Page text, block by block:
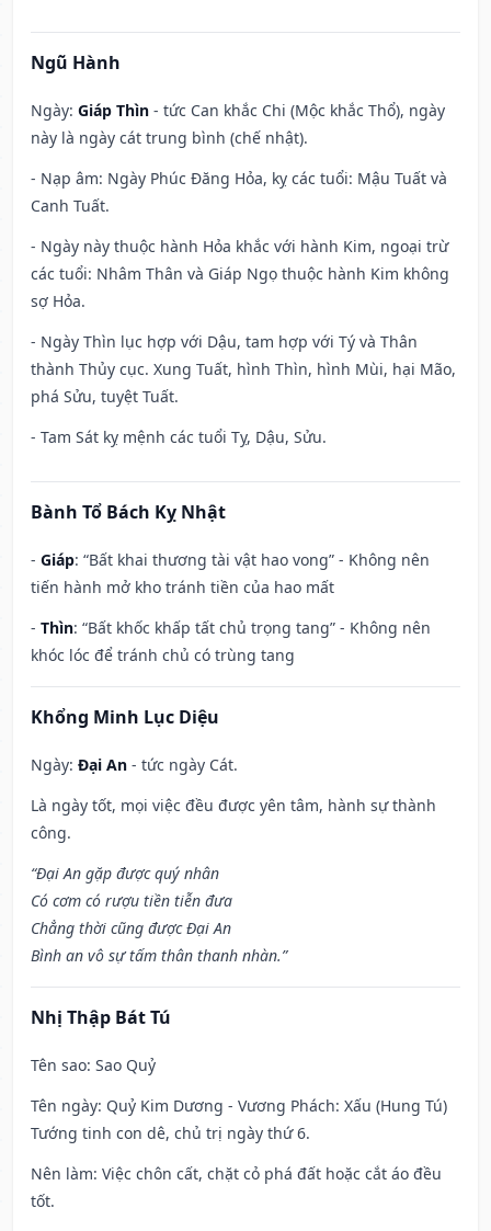
Ngũ Hành
Ngày: Giáp Thìn - tức Can khắc Chi (Mộc khắc Thổ), ngày
này là ngày cát trung bình (chế nhật).
- Nạp âm: Ngày Phúc Đăng Hỏa, kỵ các tuổi: Mậu Tuất và
Canh Tuất.
- Ngày này thuộc hành Hỏa khắc với hành Kim, ngoại trừ
các tuổi: Nhâm Thân và Giáp Ngọ thuộc hành Kim không
sợ Hỏa.
- Ngày Thìn lục hợp với Dậu, tam hợp với Tý và Thân
thành Thủy cục. Xung Tuất, hình Thìn, hình Mùi, hại Mão,
phá Sửu, tuyệt Tuất.
- Tam Sát kỵ mệnh các tuổi Tỵ, Dậu, Sửu.
Bành Tổ Bách Kỵ Nhật
- Giáp: “Bất khai thương tài vật hao vong” - Không nên
tiến hành mở kho tránh tiền của hao mất
- Thìn: “Bất khốc khấp tất chủ trọng tang” - Không nên
khóc lóc để tránh chủ có trùng tang
Khổng Minh Lục Diệu
Ngày: Đại An - tức ngày Cát.
Là ngày tốt, mọi việc đều được yên tâm, hành sự thành
công.
“Đại An gặp được quý nhân
Có cơm có rượu tiền tiễn đưa
Chẳng thời cũng được Đại An
Bình an vô sự tấm thân thanh nhàn.”
Nhị Thập Bát Tú
Tên sao: Sao Quỷ
Tên ngày: Quỷ Kim Dương - Vương Phách: Xấu (Hung Tú)
Tướng tinh con dê, chủ trị ngày thứ 6.
Nên làm: Việc chôn cất, chặt cỏ phá đất hoặc cắt áo đều
tốt.